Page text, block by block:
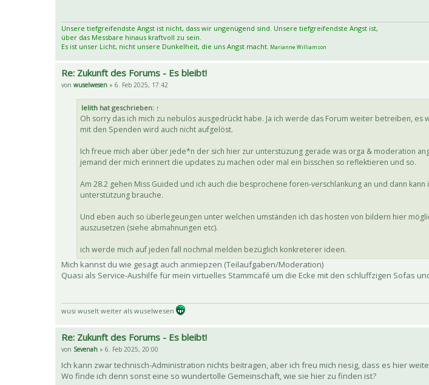
Unsere tiefgreifendste Angst ist nicht, dass wir ungenügend sind. Unsere tiefgreifendste Angst ist,
über das Messbare hinaus kraftvoll zu sein.
Es ist unser Licht, nicht unsere Dunkelheit, die uns Angst macht. Marianne Williamson
Re: Zukunft des Forums - Es bleibt!
von wuselwesen » 6. Feb 2025, 17:42
lelith hat geschrieben: ↑
Oh sorry das ich mich zu nebulös ausgedrückt habe. Ja ich werde das Forum weiter betreiben,
mit den Spenden wird auch nicht aufgelöst.
Ich freue mich aber über jede*n der sich hier zur unterstüzung gerade was orga & moderation
jemand der mich erinnert die updates zu machen oder mal ein bisschen so reflektieren und so.
Am 28.2 gehen Miss Guided und ich auch die besprochene foren-verschlankung an und dann
unterstützung brauche.
Und eben auch so überlegeungen unter welchen umständen ich das hosten von bildern hier
auszusetzen (siehe abmahnungen etc).
ich werde mich auf jeden fall nochmal melden bezüglich konkreterer ideen.
Mich kannst du wie gesagt auch anmiepzen (Teilaufgaben/Moderation)
Quasi als Service-Aushilfe für mein virtuelles Stammcafé um die Ecke mit den schluffzigen Sofas
wusi wuselt weiter als wuselwesen
Re: Zukunft des Forums - Es bleibt!
von Sevenah » 6. Feb 2025, 20:00
Ich kann zwar technisch-Administration nichts beitragen, aber ich freu mich riesig, dass es hier
Wo finde ich denn sonst eine so wundertolle Gemeinschaft, wie sie hier zu finden ist?